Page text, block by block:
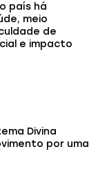
país há
meio
de
e impacto
Divina
por uma